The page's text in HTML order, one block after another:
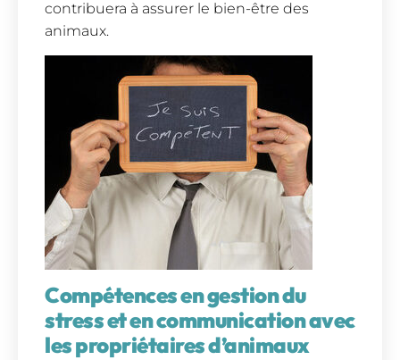
contribuera à assurer le bien-être des
animaux.
Compétences en gestion du
stress et en communication avec
les propriétaires d’animaux